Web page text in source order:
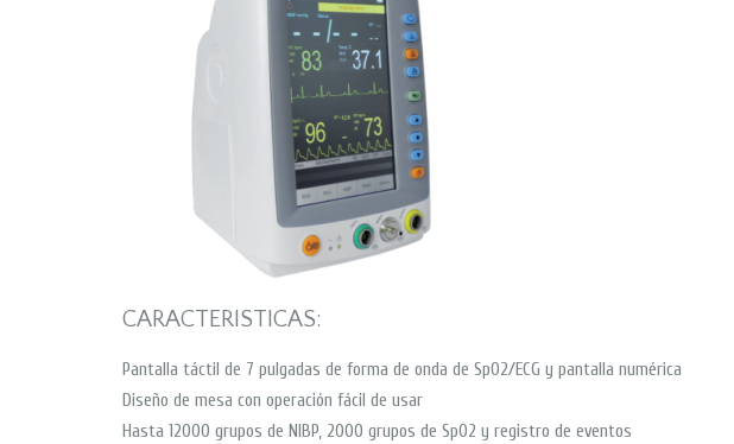
CARACTERISTICAS:
Pantalla táctil de 7 pulgadas de forma de onda de SpO2/ECG y pantalla numérica
Diseño de mesa con operación fácil de usar
Hasta 12000 grupos de NIBP, 2000 grupos de SpO2 y registro de eventos